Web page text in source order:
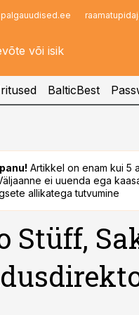
palgauudised.ee
Infopank
BalticBest
Artikkel on enam kui 5
ei uuenda ega
allikatega tutvumine
Stüff,